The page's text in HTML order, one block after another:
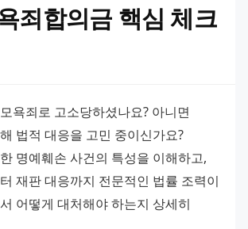
죄합의금 핵심 체크
욕죄로 고소당하셨나요? 아니면
법적 대응을 고민 중이신가요?
명예훼손 사건의 특성을 이해하고,
재판 대응까지 전문적인 법률 조력이
어떻게 대처해야 하는지 상세히